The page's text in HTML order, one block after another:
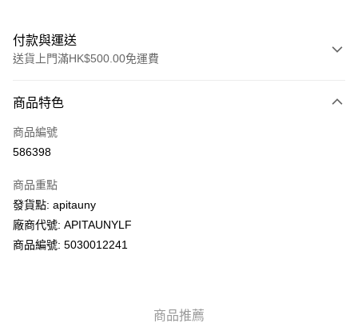
付款與運送
送貨上門滿HK$500.00免運費
信用卡
AlipayHK
WeChat Pay
送貨方式
商品特色
商品編號
586398
商品重點
發貨點: apitauny
廠商代號: APITAUNYLF
商品編號: 5030012241
商品推薦